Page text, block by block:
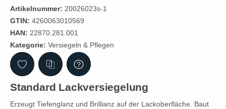
Artikelnummer: 20026023s-1
GTIN: 4260063010569
HAN: 22870.281.001
Kategorie: Versiegeln & Pflegen
Standard Lackversiegelung
Erzeugt Tiefenglanz und Brillianz auf der Lackoberfläche. Baut